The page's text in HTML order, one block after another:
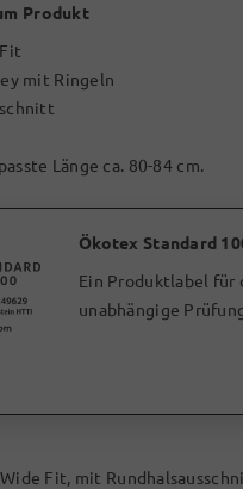
Produkt
mit Ringeln
Länge ca. 80-84 cm.
Ökotex Standard
Ein Produktlabel für
unabhängige
Fit, mit